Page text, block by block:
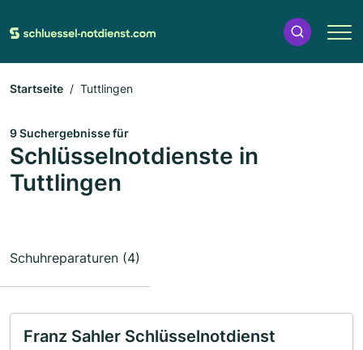
Startseite Tuttlingen
9 Suchergebnisse für
Schlüsselnotdienste in
Tuttlingen
Schuhreparaturen (4)
Franz Sahler Schlüsselnotdienst